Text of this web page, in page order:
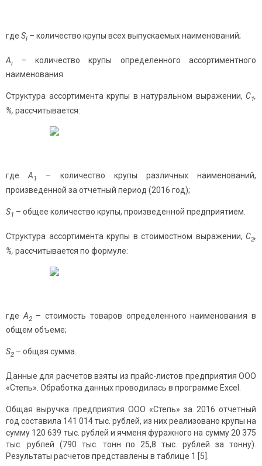
где Si – количество крупы всех выпускаемых наименований;
Ai – количество крупы определенного ассортиментного
наименования.
Структура ассортимента крупы в натуральном выражении, C1,
%, рассчитывается:
гдеA1
– количество крупы различных наименований,
произведенной за отчетный период (2016 год);
S1 – общее количество крупы, произведенной предприятием.
Структура ассортимента крупы в стоимостном выражении, C2,
%, рассчитывается по формуле:
где A2– стоимость товаров определенного наименования в
общем объеме;
S2 – общая сумма.
Данные для расчетов взяты из прайс-листов предприятия ООО
«Степь». Обработка данных проводилась в программе Excel.
Общая выручка предприятия ООО «Степь» за 2016 отчетный
год составила 141 014 тыс. рублей, из них реализовано крупы на
сумму 120 639 тыс. рублей и ячменя фуражного на сумму 20 375
тыс. рублей (790 тыс. тонн по 25,8 тыс. рублей за тонну).
Результаты расчетов представлены в таблице 1 [5].